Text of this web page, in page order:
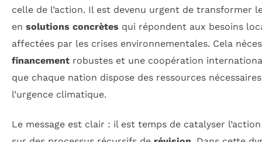
celle de l’action. Il est devenu urgent de transformer
en solutions concrètes qui répondent aux besoins
affectées par les crises environnementales. Cela
financement robustes et une coopération
que chaque nation dispose des ressources
l’urgence climatique.
Le message est clair : il est temps de catalyser